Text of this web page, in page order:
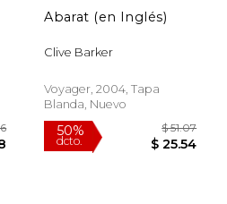
Abarat (en Inglés)
Clive Barker
Voyager, 2004, Tapa
Blanda, Nuevo